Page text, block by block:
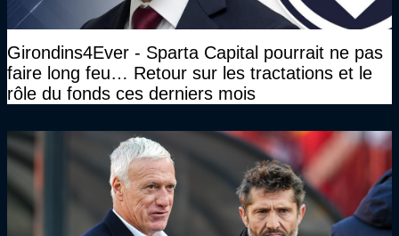
Girondins4Ever - Sparta Capital pourrait ne pas
faire long feu… Retour sur les tractations et le
rôle du fonds ces derniers mois